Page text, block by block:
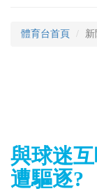
體育台首頁 新
與球迷
遭驅逐?